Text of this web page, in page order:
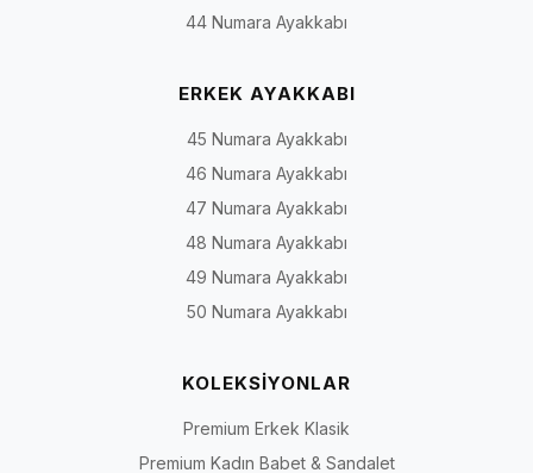
44 Numara Ayakkabı
ERKEK AYAKKABI
45 Numara Ayakkabı
46 Numara Ayakkabı
47 Numara Ayakkabı
48 Numara Ayakkabı
49 Numara Ayakkabı
50 Numara Ayakkabı
KOLEKSİYONLAR
Premium Erkek Klasik
Premium Kadın Babet & Sandalet